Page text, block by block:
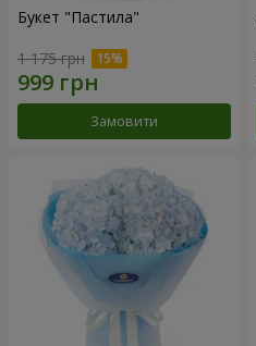
Букет "Пастила"
1 175 грн
Замовити